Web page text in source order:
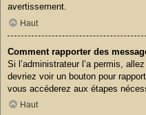
avertissement.
Haut
Comment rapporter des
Si l’administrateur l’a permis,
devriez voir un bouton pour
vous accéderez aux étapes
Haut